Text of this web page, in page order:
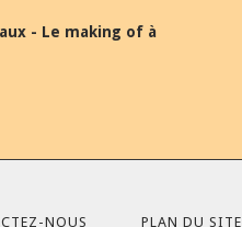
- Le making of à
NOUS PLAN DU SITE